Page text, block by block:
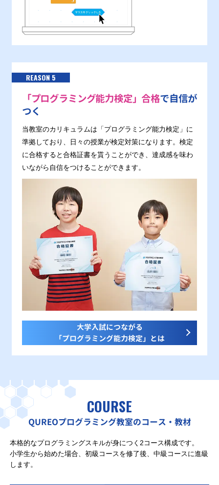
REASON 5
「プログラミング能力検定」合格で自信が
つく
当教室のカリキュラムは「プログラミング能力検定」に
準拠しており、日々の授業が検定対策になります。検定
に合格すると合格証書を貰うことができ、達成感を味わ
いながら自信をつけることができます。
大学入試につながる
「プログラミング能力検定」とは
COURSE
QUREOプログラミング教室のコース・教材
本格的なプログラミングスキルが身につく2コース構成です。
小学生から始めた場合、初級コースを修了後、中級コースに進級
します。